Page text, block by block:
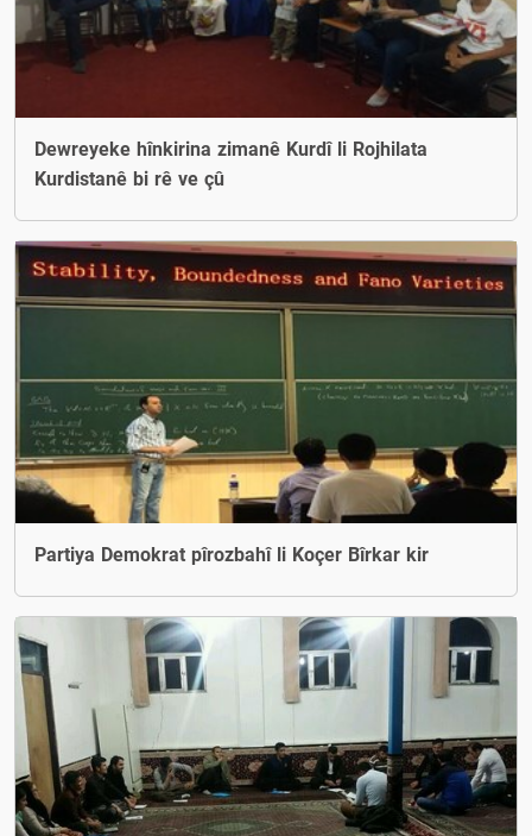
Dewreyeke hînkirina zimanê Kurdî li Rojhilata
Kurdistanê bi rê ve çû
Partiya Demokrat pîrozbahî li Koçer Bîrkar kir